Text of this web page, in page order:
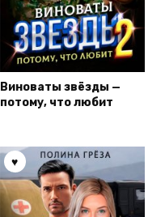
Виноваты звёзды —
потому, что любит